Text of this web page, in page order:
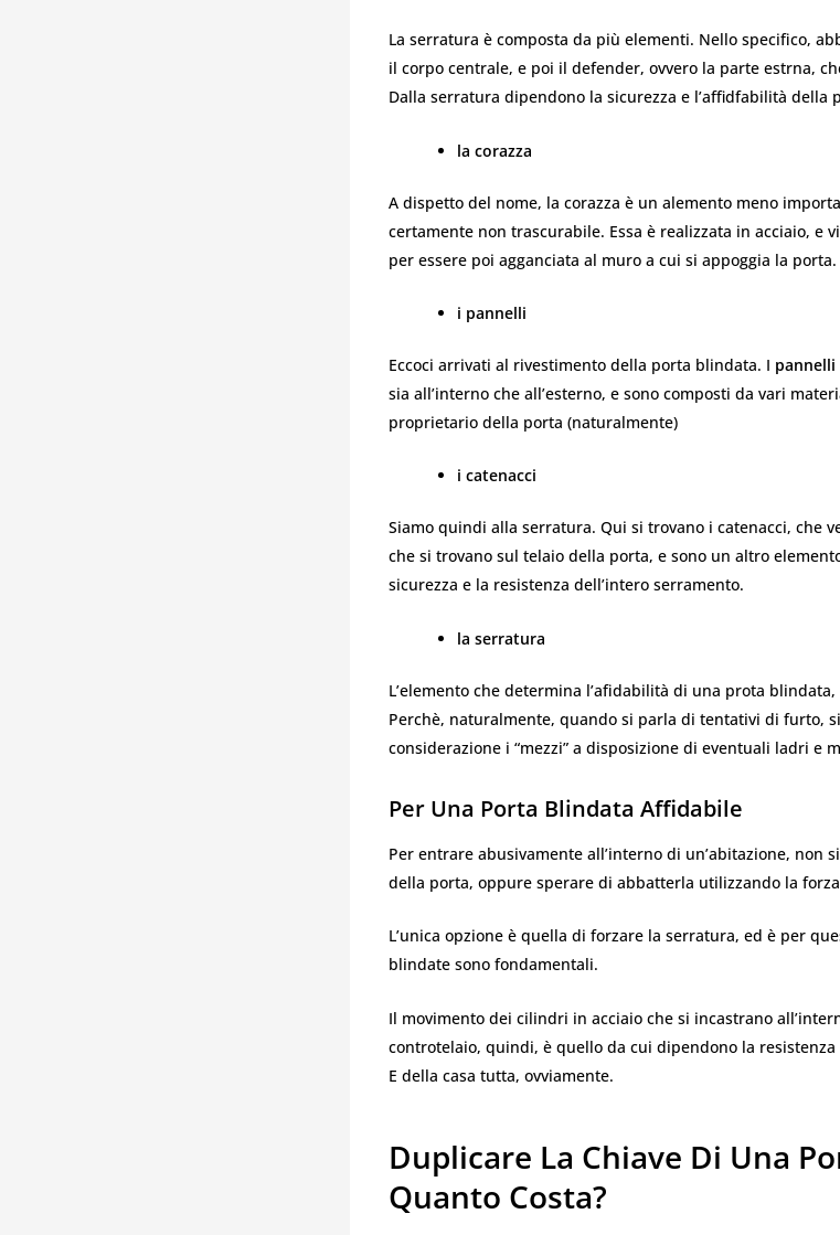
La serratura è composta da più elementi. Nello specifico,
il corpo centrale, e poi il defender, ovvero la parte estrna,
Dalla serratura dipendono la sicurezza e l’affidfabilità della
la corazza
A dispetto del nome, la corazza è un alemento meno
certamente non trascurabile. Essa è realizzata in acciaio, e
per essere poi agganciata al muro a cui si appoggia la porta.
i pannelli
Eccoci arrivati al rivestimento della porta blindata. I pannelli
sia all’interno che all’esterno, e sono composti da vari
proprietario della porta (naturalmente)
i catenacci
Siamo quindi alla serratura. Qui si trovano i catenacci, che
che si trovano sul telaio della porta, e sono un altro
sicurezza e la resistenza dell’intero serramento.
la serratura
L’elemento che determina l’afidabilità di una prota
Perchè, naturalmente, quando si parla di tentativi di furto,
considerazione i “mezzi” a disposizione di eventuali ladri e
Per Una Porta Blindata Affidabile
Per entrare abusivamente all’interno di un’abitazione, non
della porta, oppure sperare di abbatterla utilizzando la
L’unica opzione è quella di forzare la serratura, ed è per
blindate sono fondamentali.
Il movimento dei cilindri in acciaio che si incastrano
controtelaio, quindi, è quello da cui dipendono la
E della casa tutta, ovviamente.
Duplicare La Chiave Di Una
Quanto Costa?